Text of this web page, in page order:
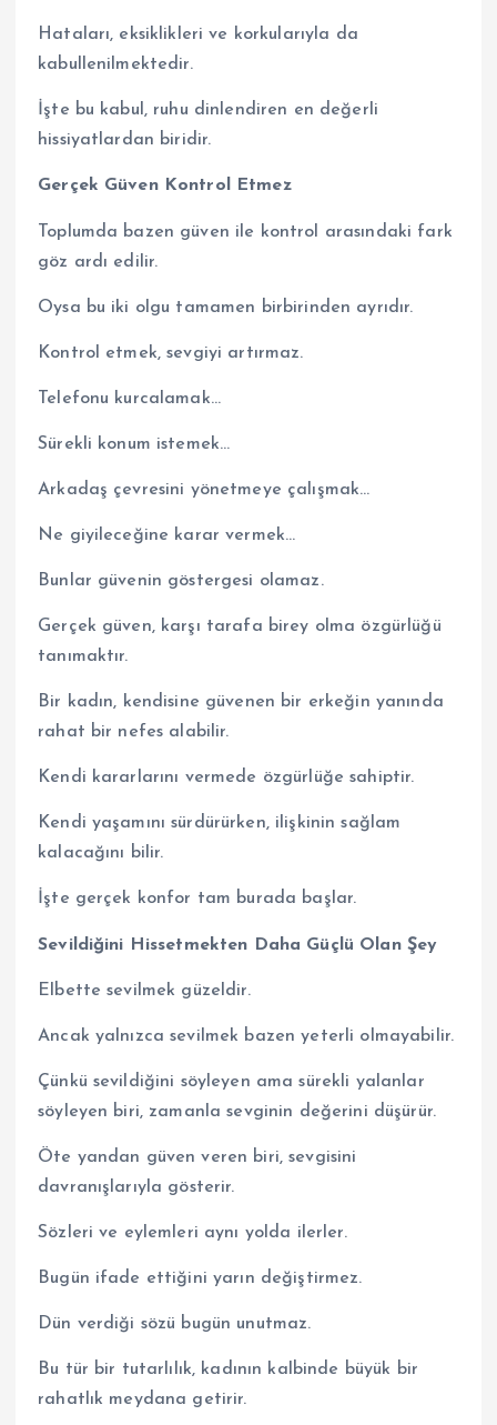
Hataları, eksiklikleri ve korkularıyla da
kabullenilmektedir.
İşte bu kabul, ruhu dinlendiren en değerli
hissiyatlardan biridir.
Gerçek Güven Kontrol Etmez
Toplumda bazen güven ile kontrol arasındaki fark
göz ardı edilir.
Oysa bu iki olgu tamamen birbirinden ayrıdır.
Kontrol etmek, sevgiyi artırmaz.
Telefonu kurcalamak…
Sürekli konum istemek…
Arkadaş çevresini yönetmeye çalışmak…
Ne giyileceğine karar vermek…
Bunlar güvenin göstergesi olamaz.
Gerçek güven, karşı tarafa birey olma özgürlüğü
tanımaktır.
Bir kadın, kendisine güvenen bir erkeğin yanında
rahat bir nefes alabilir.
Kendi kararlarını vermede özgürlüğe sahiptir.
Kendi yaşamını sürdürürken, ilişkinin sağlam
kalacağını bilir.
İşte gerçek konfor tam burada başlar.
Sevildiğini Hissetmekten Daha Güçlü Olan Şey
Elbette sevilmek güzeldir.
Ancak yalnızca sevilmek bazen yeterli olmayabilir.
Çünkü sevildiğini söyleyen ama sürekli yalanlar
söyleyen biri, zamanla sevginin değerini düşürür.
Öte yandan güven veren biri, sevgisini
davranışlarıyla gösterir.
Sözleri ve eylemleri aynı yolda ilerler.
Bugün ifade ettiğini yarın değiştirmez.
Dün verdiği sözü bugün unutmaz.
Bu tür bir tutarlılık, kadının kalbinde büyük bir
rahatlık meydana getirir.